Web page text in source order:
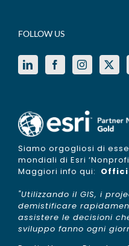
FOLLOW US
Siamo orgogliosi di
mondiali di Esri
Maggiori info qui:
"Utilizzando il GIS, i
demistificare
assistere le decisioni
sviluppo fanno ogni